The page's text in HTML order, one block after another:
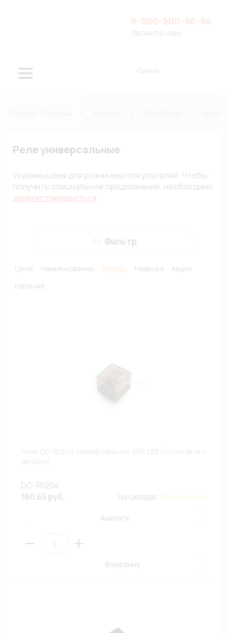
8-800-500-96-94
Звоните нам
Сумма
Реле универсальные
Указаны цены для розничных покупателей. Чтобы
получить специальное предложение, необходимо
зарегистрироваться
Фильтр
Цене Наименованию Бренду Новинка
Акция
Наличие
DC-R1204
160.65 руб.
На складе: Достаточно
Аналоги
В корзину